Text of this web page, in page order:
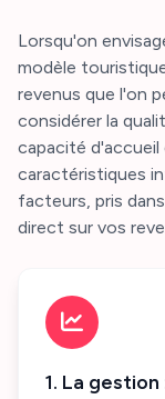
Lorsqu'on
modèle
revenus que l'on
considérer la
capacité d'accueil
caractéristiques
facteurs, pris
direct sur vos
1. La